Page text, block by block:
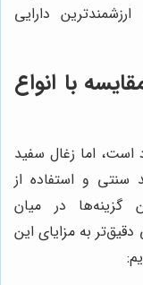
دارایی
با انواع
است، اما زغال سفید
و استفاده از
در میان
به مزایای این